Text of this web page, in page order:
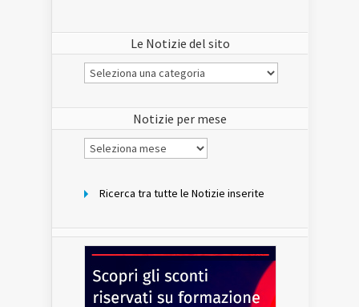
Le Notizie del sito
Le
Notizie
Notizie per mese
Notizie
per
Ricerca tra tutte le Notizie inserite